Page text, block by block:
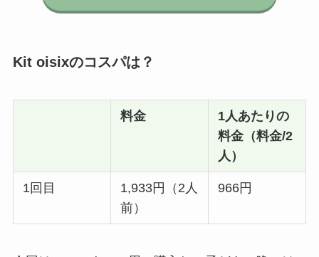
Kit oisixのコスパは？
料金
1人あたりの
料金（料金/2
人）
1回目
1,933円（2人
前）
966円